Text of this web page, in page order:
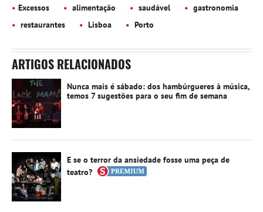
Excessos alimentação saudável
gastronomia
restaurantes
Lisboa Porto
ARTIGOS RELACIONADOS
Nunca mais é sábado: dos hambúrgueres à música,
temos 7 sugestões para o seu fim de semana
E se o terror da ansiedade fosse uma peça de
teatro?